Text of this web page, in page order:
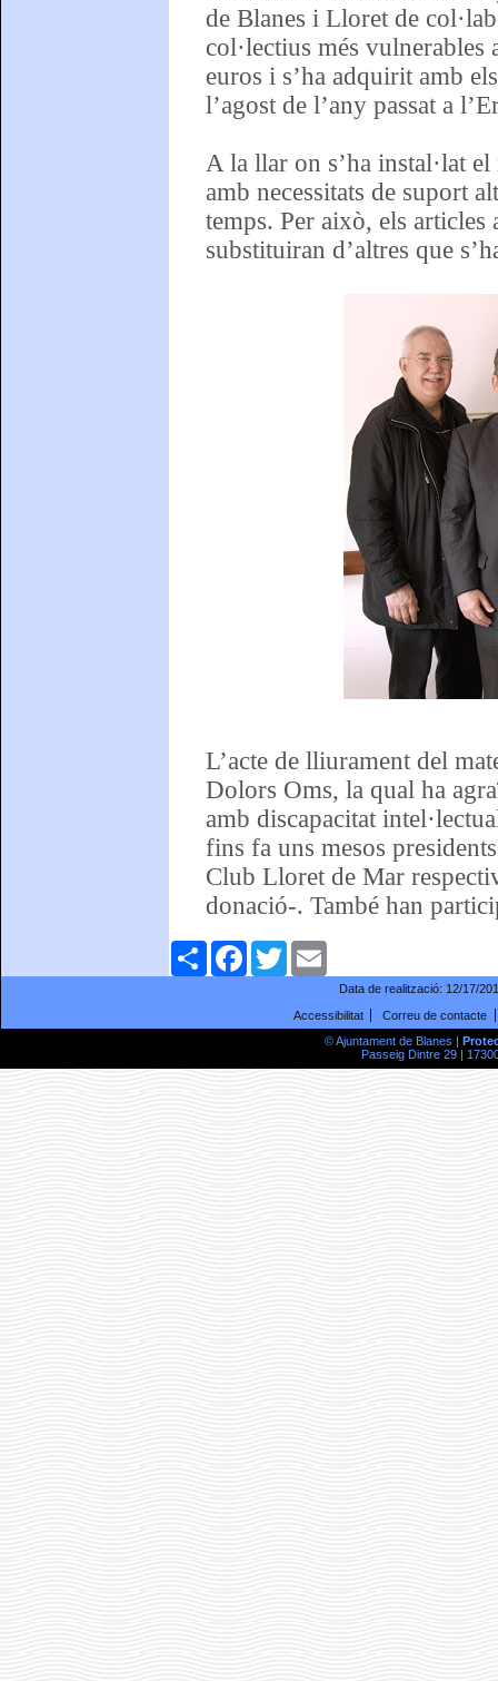
de Blanes i Lloret de
col·lectius més
euros i s’ha adquirit amb
l’agost de l’any passat a
A la llar on s’ha instal·lat
amb necessitats de suport
temps. Per això, els
substituiran d’altres que
L’acte de lliurament del
Dolors Oms, la qual ha
amb discapacitat
fins fa uns mesos
Club Lloret de Mar
donació-. També han
ComparteixFacebookTwitter
Data de realització: 12/17/
Accessibilitat
Correu de contacte
© Ajuntament de Blanes |
Passeig Dintre 29 |